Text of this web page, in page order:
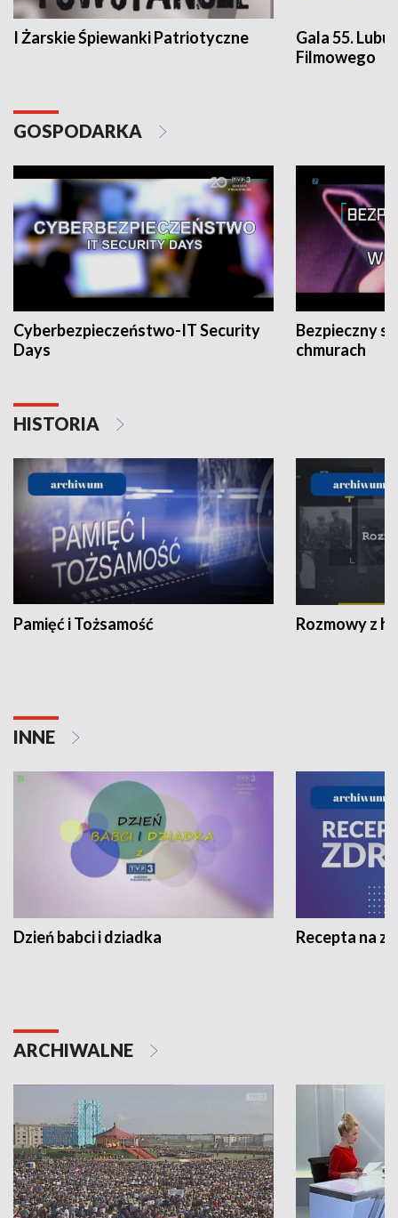
I Żarskie Śpiewanki Patriotyczne
Gala 55.
Filmowego
GOSPODARKA
Cyberbezpieczeństwo-IT Security
Days
Bezpieczny
chmurach
HISTORIA
Pamięć i Tożsamość Rozmowy z
INNE
Dzień babci i dziadka Recepta na
ARCHIWALNE